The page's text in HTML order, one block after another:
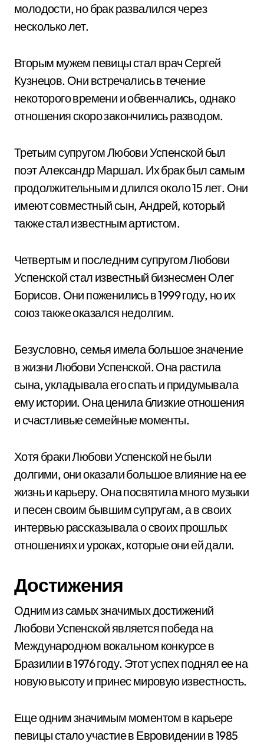
молодости, но брак развалился через
несколько лет.
Вторым мужем певицы стал врач Сергей
Кузнецов. Они встречались в течение
некоторого времени и обвенчались, однако
отношения скоро закончились разводом.
Третьим супругом Любови Успенской был
поэт Александр Маршал. Их брак был самым
продолжительным и длился около 15 лет. Они
имеют совместный сын, Андрей, который
также стал известным артистом.
Четвертым и последним супругом Любови
Успенской стал известный бизнесмен Олег
Борисов. Они поженились в 1999 году, но их
союз также оказался недолгим.
Безусловно, семья имела большое значение
в жизни Любови Успенской. Она растила
сына, укладывала его спать и придумывала
ему истории. Она ценила близкие отношения
и счастливые семейные моменты.
Хотя браки Любови Успенской не были
долгими, они оказали большое влияние на ее
жизнь и карьеру. Она посвятила много музыки
и песен своим бывшим супругам, а в своих
интервью рассказывала о своих прошлых
отношениях и уроках, которые они ей дали.
Достижения
Одним из самых значимых достижений
Любови Успенской является победа на
Международном вокальном конкурсе в
Бразилии в 1976 году. Этот успех поднял ее на
новую высоту и принес мировую известность.
Еще одним значимым моментом в карьере
певицы стало участие в Евровидении в 1985